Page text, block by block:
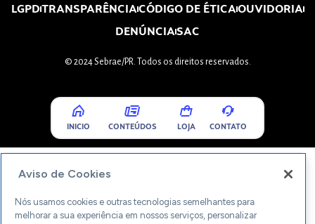
LGPDTRANSPARÊNCIACÓDIGO DE ÉTICAOUVIDORIA
DENÚNCIASAC
© 2024 Sebrae/PR. Todos os direitos reservados.
INICIO CONTEÚDOS LOJA CONTATO
Aviso de Cookies
Nós usamos cookies e outras tecnologias semelhantes para
melhorar a sua experiência em nossos serviços, personalizar